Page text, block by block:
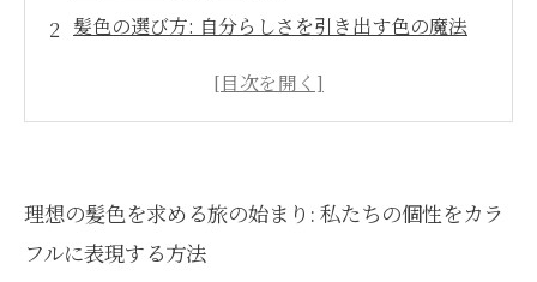
髪色の選び方: 自分らしさを引き出す色の魔法
髪色変化の瞬間: 新しい自分を発見する喜び
挑戦しよう: 髪色を通じて感じるライフスタイル
理想の髪色を求める旅の始まり: 私たちの個性をカラ
フルに表現する方法